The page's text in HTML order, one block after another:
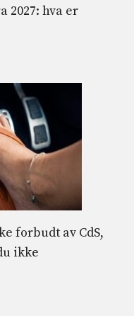
2027: hva er
forbudt av CdS,
ikke